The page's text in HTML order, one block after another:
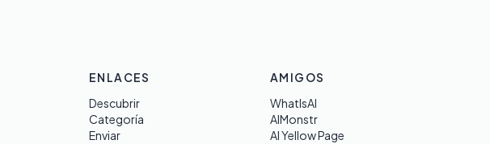
ENLACES
Descubrir
Categoría
Enviar
AMIGOS
WhatIsAI
AIMonstr
AI Yellow Page